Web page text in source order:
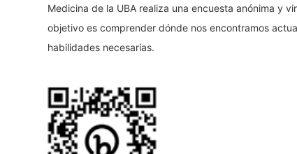
Medicina de la UBA realiza una encuesta anónima y
objetivo es comprender dónde nos encontramos
habilidades necesarias.